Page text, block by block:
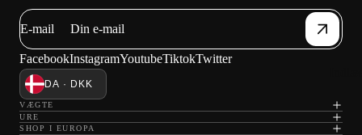
E-mail
FacebookInstagramYoutubeTiktokTwitter
DA · DKK
VÆGTE
URE
SHOP I EUROPA